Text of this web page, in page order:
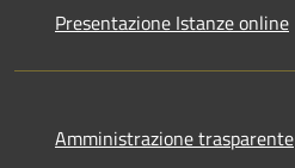
Presentazione Istanze online
Amministrazione trasparente